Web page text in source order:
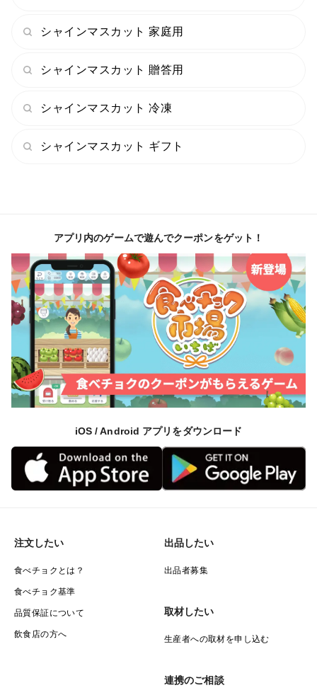
シャインマスカット 家庭用
シャインマスカット 贈答用
シャインマスカット 冷凍
シャインマスカット ギフト
アプリ内のゲームで遊んでクーポンをゲット！
iOS / Android アプリをダウンロード
注文したい
食べチョクとは？
食べチョク基準
品質保証について
飲食店の方へ
出品したい
出品者募集
取材したい
生産者への取材を申し込む
連携のご相談